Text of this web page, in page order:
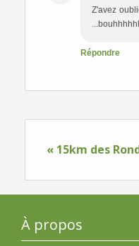
Z'avez
Répondre
« 15km des
À propos